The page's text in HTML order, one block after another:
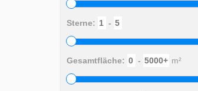
Sterne: -
Gesamtfläche: - m²